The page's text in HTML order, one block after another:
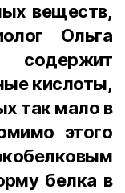
веществ,
Ольга
кислоты,
так мало в
этого
белка в